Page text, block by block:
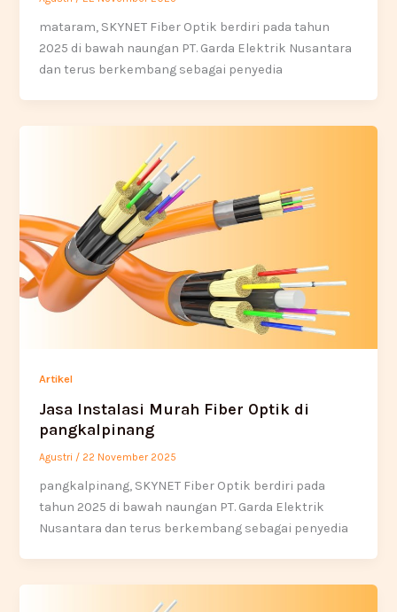
mataram, SKYNET Fiber Optik berdiri pada tahun
2025 di bawah naungan PT. Garda Elektrik Nusantara
dan terus berkembang sebagai penyedia
Artikel
Jasa Instalasi Murah Fiber Optik di
pangkalpinang
Agustri / 22 November 2025
pangkalpinang, SKYNET Fiber Optik berdiri pada
tahun 2025 di bawah naungan PT. Garda Elektrik
Nusantara dan terus berkembang sebagai penyedia